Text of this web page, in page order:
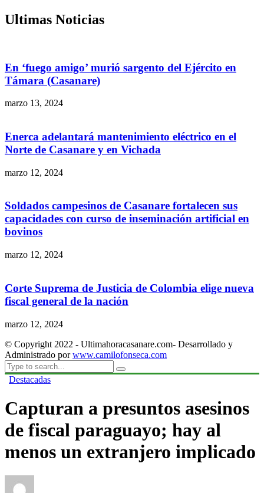
Ultimas Noticias
En ‘fuego amigo’ murió sargento del Ejército en
Támara (Casanare)
marzo 13, 2024
Enerca adelantará mantenimiento eléctrico en el
Norte de Casanare y en Vichada
marzo 12, 2024
Soldados campesinos de Casanare fortalecen sus
capacidades con curso de inseminación artificial en
bovinos
marzo 12, 2024
Corte Suprema de Justicia de Colombia elige nueva
fiscal general de la nación
marzo 12, 2024
© Copyright 2022 - Ultimahoracasanare.com- Desarrollado y
Administrado porwww.camilofonseca.com
Destacadas
Capturan a presuntos asesinos
de fiscal paraguayo; hay al
menos un extranjero implicado